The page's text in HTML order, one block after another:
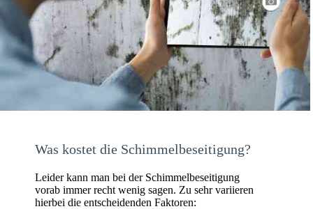
Was kostet die Schimmelbeseitigung?
Leider kann man bei der Schimmelbeseitigung
vorab immer recht wenig sagen. Zu sehr variieren
hierbei die entscheidenden Faktoren: